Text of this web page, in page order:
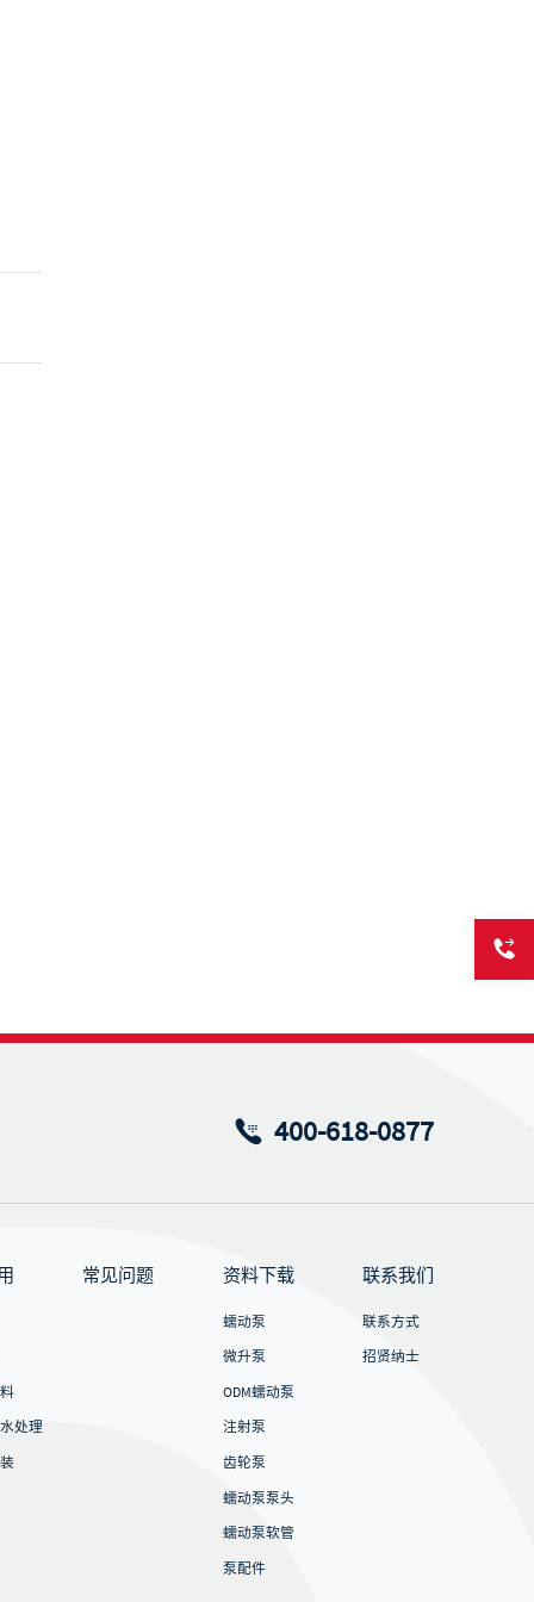
400-618-0877
处理
常见问题 资料下载
蠕动泵
微升泵
ODM蠕动泵
注射泵
齿轮泵
蠕动泵泵头
蠕动泵软管
泵配件
联系我们
联系方式
招贤纳士